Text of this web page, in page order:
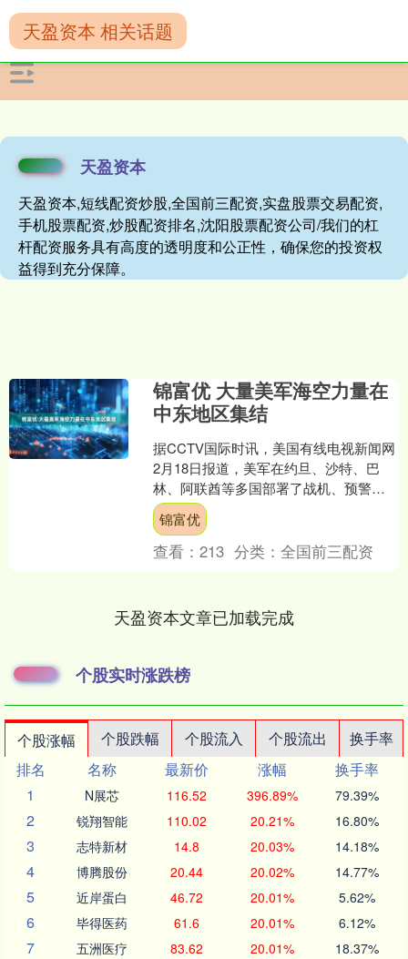
天盈资本
天盈资本,短线配资炒股,全国前三配资,实盘股票交易配资,
手机股票配资,炒股配资排名,沈阳股票配资公司/我们的杠
杆配资服务具有高度的透明度和公正性，确保您的投资权
益得到充分保障。
天盈资本 相关话题
锦富优 大量美军海空力量在
中东地区集结
据CCTV国际时讯，美国有线电视新闻网
2月18日报道，美军在约旦、沙特、巴
林、阿联酋等多国部署了战机、预警机
和无人机等力量。美军还在红海、波斯
湾和霍尔木兹海峡附....
锦富优
查看：213 分类：全国前三配资
天盈资本文章已加载完成
个股实时涨跌榜
个股涨幅 个股跌幅 个股流入 个股流出
换手率
排名
名称 最新价 涨幅
换手率
1
N展芯 116.52 396.89% 79.39%
2 锐翔智能 110.02 20.21% 16.80%
3 志特新材 14.8 20.03% 14.18%
4 博腾股份 20.44 20.02% 14.77%
5 近岸蛋白 46.72 20.01% 5.62%
6 毕得医药 61.6 20.01% 6.12%
7 五洲医疗 83.62 20.01% 18.37%